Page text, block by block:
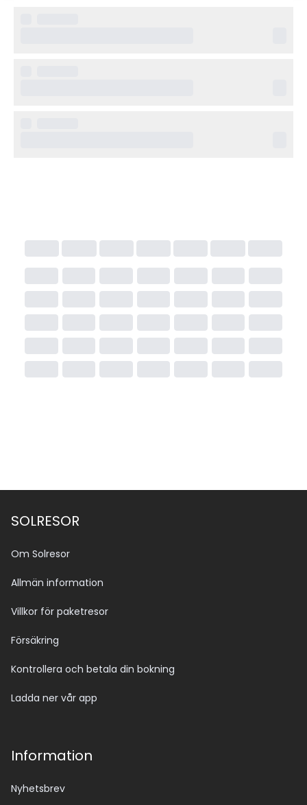
SOLRESOR
Om Solresor
Allmän information
Villkor för paketresor
Försäkring
Kontrollera och betala din bokning
Ladda ner vår app
Information
Nyhetsbrev